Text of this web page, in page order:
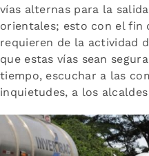
vías alternas para la
orientales; esto con el fin
requieren de la actividad
que estas vías sean
tiempo, escuchar a las
inquietudes, a los